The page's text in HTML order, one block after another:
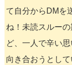
て自分からDMを
ね！未読スルー
ど、一人で辛い
向き合おうとし